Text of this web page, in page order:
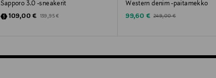
Sapporo 3.0 -sneakerit
Discounted Price
109,00 € Original Price
139,95 €
Western denim -paitamekko
Discounted Price
99,60 € Original Price
249,00 €